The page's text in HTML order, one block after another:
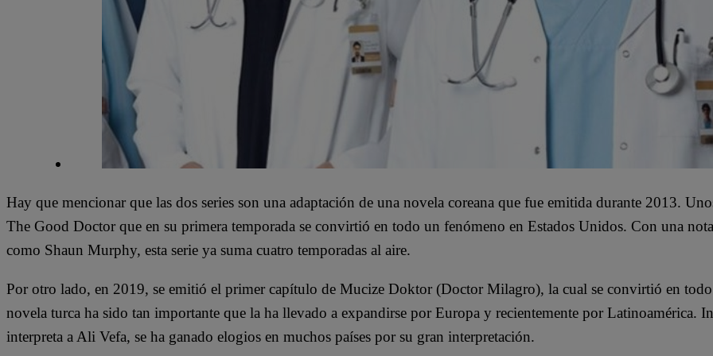
Hay que mencionar que las dos series son una adaptación de una novela coreana que fue emitida durante 2013.
The Good Doctor que en su primera temporada se convirtió en todo un fenómeno en Estados Unidos. Con una
como Shaun Murphy, esta serie ya suma cuatro temporadas al aire.
Por otro lado, en 2019, se emitió el primer capítulo de Mucize Doktor (Doctor Milagro), la cual se convirtió en
novela turca ha sido tan importante que la ha llevado a expandirse por Europa y recientemente por Latinoamérica.
interpreta a Ali Vefa, se ha ganado elogios en muchos países por su gran interpretación.